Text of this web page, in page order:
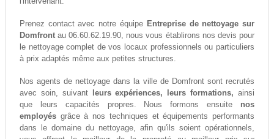
Prenez contact avec notre équipe Entreprise de nettoyage sur
Domfrontau 06.60.62.19.90, nous vous établirons nos devis pour
le nettoyage complet de vos locaux professionnels ou particuliers
à prix adaptés même aux petites structures.
Nos agents de nettoyage dans la ville de Domfront sont recrutés
avec soin, suivant
leurs expériences, leurs formations, ainsi
que leurs capacités propres. Nous formons ensuite nos
employésgrâce à nos techniques et équipements performants
dans le domaine du nettoyage, afin qu'ils soient opérationnels,